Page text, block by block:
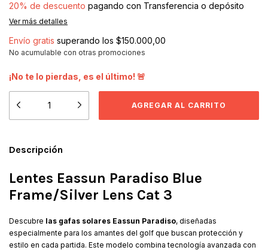
20% de descuento pagando con Transferencia o depósito
Ver más detalles
Envío gratis superando los $150.000,00
No acumulable con otras promociones
¡No te lo pierdas, es el último! 🚨
Descripción
Lentes Eassun Paradiso Blue
Frame/Silver Lens Cat 3
Descubre las gafas solares Eassun Paradiso, diseñadas
especialmente para los amantes del golf que buscan protección y
estilo en cada partida. Este modelo combina tecnología avanzada con